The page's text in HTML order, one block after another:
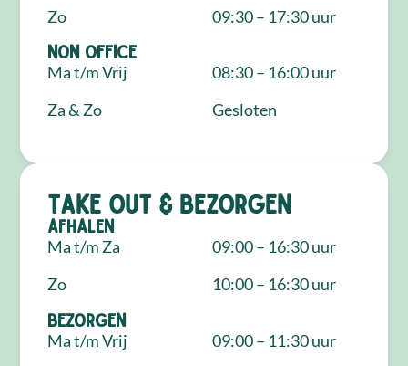
Zo
09:30 – 17:30 uur
NON Office
Ma t/m Vrij
Za & Zo
08:30 – 16:00 uur
Gesloten
Take out & bezorgen
Afhalen
Ma t/m Za
Zo
09:00 – 16:30 uur
10:00 – 16:30 uur
Bezorgen
Ma t/m Vrij
09:00 – 11:30 uur